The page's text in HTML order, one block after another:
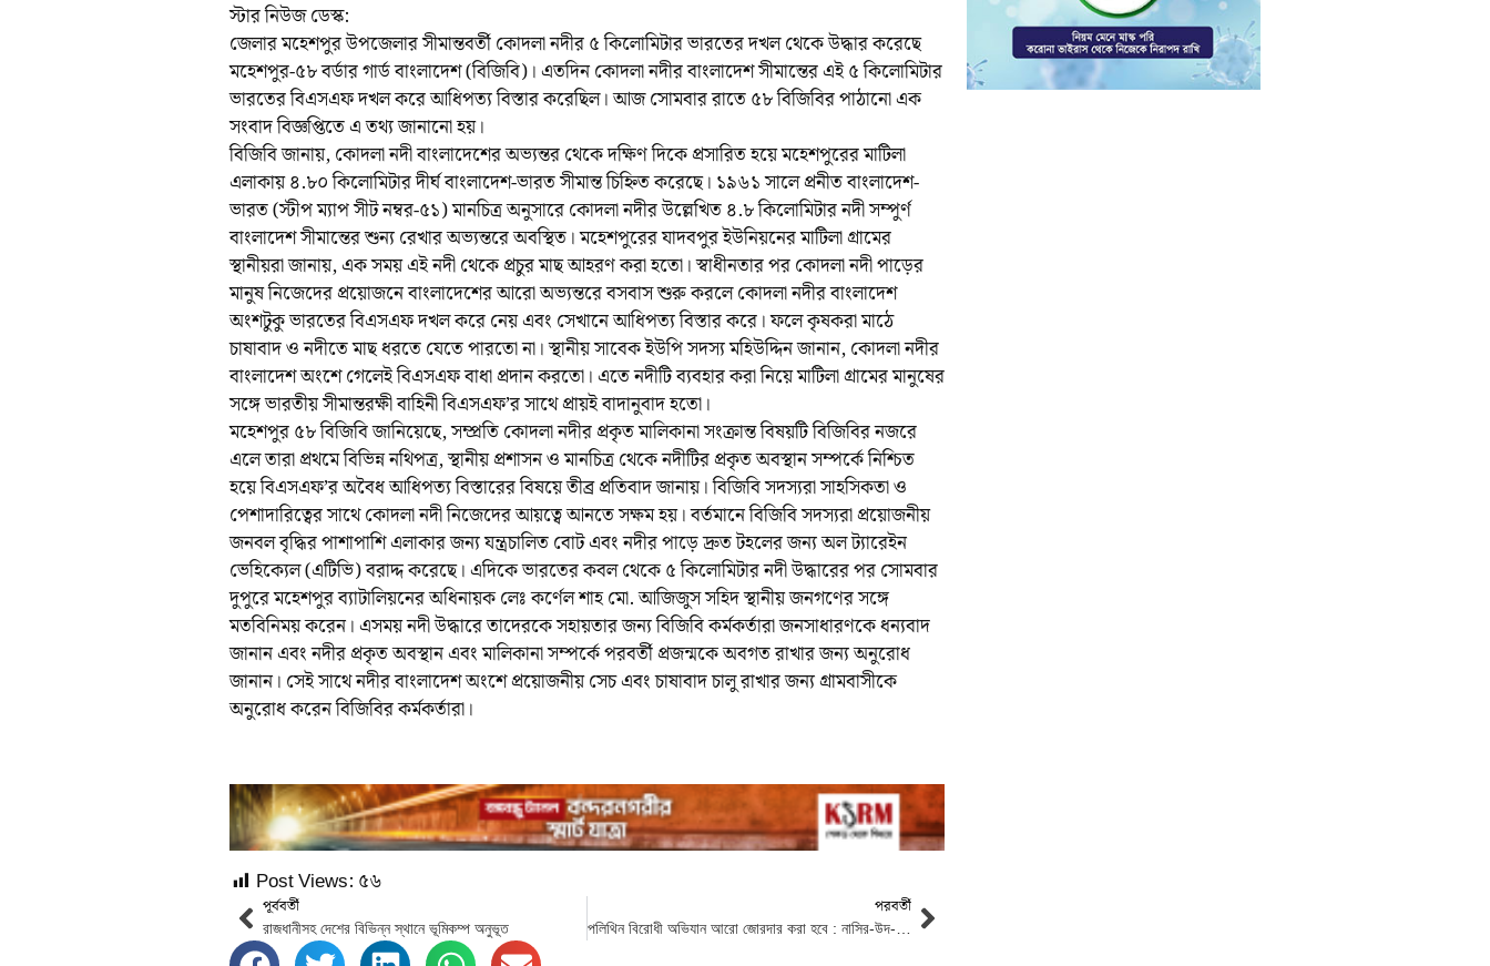
স্টার নিউজ ডেস্ক:
জেলার মহেশপুর উপজেলার সীমান্তবর্তী কোদলা নদীর ৫ কিলোমিটার ভারতের দখল থেকে উদ্ধার করেছে
মহেশপুর-৫৮ বর্ডার গার্ড বাংলাদেশ (বিজিবি)। এতদিন কোদলা নদীর বাংলাদেশ সীমান্তের এই ৫ কিলোমিটার
ভারতের বিএসএফ দখল করে আধিপত্য বিস্তার করেছিল। আজ সোমবার রাতে ৫৮ বিজিবির পাঠানো এক
সংবাদ বিজ্ঞপ্তিতে এ তথ্য জানানো হয়।
বিজিবি জানায়, কোদলা নদী বাংলাদেশের অভ্যন্তর থেকে দক্ষিণ দিকে প্রসারিত হয়ে মহেশপুরের মাটিলা
এলাকায় ৪.৮০ কিলোমিটার দীর্ঘ বাংলাদেশ-ভারত সীমান্ত চিহ্নিত করেছে। ১৯৬১ সালে প্রনীত বাংলাদেশ-
ভারত (স্টীপ ম্যাপ সীট নম্বর-৫১) মানচিত্র অনুসারে কোদলা নদীর উল্লেখিত ৪.৮ কিলোমিটার নদী সম্পুর্ণ
বাংলাদেশ সীমান্তের শুন্য রেখার অভ্যন্তরে অবস্থিত। মহেশপুরের যাদবপুর ইউনিয়নের মাটিলা গ্রামের
স্থানীয়রা জানায়, এক সময় এই নদী থেকে প্রচুর মাছ আহরণ করা হতো। স্বাধীনতার পর কোদলা নদী পাড়ের
মানুষ নিজেদের প্রয়োজনে বাংলাদেশের আরো অভ্যন্তরে বসবাস শুরু করলে কোদলা নদীর বাংলাদেশ
অংশটুকু ভারতের বিএসএফ দখল করে নেয় এবং সেখানে আধিপত্য বিস্তার করে। ফলে কৃষকরা মাঠে
চাষাবাদ ও নদীতে মাছ ধরতে যেতে পারতো না। স্থানীয় সাবেক ইউপি সদস্য মহিউদ্দিন জানান, কোদলা নদীর
বাংলাদেশ অংশে গেলেই বিএসএফ বাধা প্রদান করতো। এতে নদীটি ব্যবহার করা নিয়ে মাটিলা গ্রামের মানুষের
সঙ্গে ভারতীয় সীমান্তরক্ষী বাহিনী বিএসএফ’র সাথে প্রায়ই বাদানুবাদ হতো।
মহেশপুর ৫৮ বিজিবি জানিয়েছে, সম্প্রতি কোদলা নদীর প্রকৃত মালিকানা সংক্রান্ত বিষয়টি বিজিবির নজরে
এলে তারা প্রথমে বিভিন্ন নথিপত্র, স্থানীয় প্রশাসন ও মানচিত্র থেকে নদীটির প্রকৃত অবস্থান সম্পর্কে নিশ্চিত
হয়ে বিএসএফ’র অবৈধ আধিপত্য বিস্তারের বিষয়ে তীব্র প্রতিবাদ জানায়। বিজিবি সদস্যরা সাহসিকতা ও
পেশাদারিত্বের সাথে কোদলা নদী নিজেদের আয়ত্বে আনতে সক্ষম হয়। বর্তমানে বিজিবি সদস্যরা প্রয়োজনীয়
জনবল বৃদ্ধির পাশাপাশি এলাকার জন্য যন্ত্রচালিত বোট এবং নদীর পাড়ে দ্রুত টহলের জন্য অল ট্যারেইন
ভেহিক্যেল (এটিভি) বরাদ্দ করেছে। এদিকে ভারতের কবল থেকে ৫ কিলোমিটার নদী উদ্ধারের পর সোমবার
দুপুরে মহেশপুর ব্যাটালিয়নের অধিনায়ক লেঃ কর্ণেল শাহ মো. আজিজুস সহিদ স্থানীয় জনগণের সঙ্গে
মতবিনিময় করেন। এসময় নদী উদ্ধারে তাদেরকে সহায়তার জন্য বিজিবি কর্মকর্তারা জনসাধারণকে ধন্যবাদ
জানান এবং নদীর প্রকৃত অবস্থান এবং মালিকানা সম্পর্কে পরবর্তী প্রজন্মকে অবগত রাখার জন্য অনুরোধ
জানান। সেই সাথে নদীর বাংলাদেশ অংশে প্রয়োজনীয় সেচ এবং চাষাবাদ চালু রাখার জন্য গ্রামবাসীকে
অনুরোধ করেন বিজিবির কর্মকর্তারা।
Post Views: ৫৬
পূর্ববর্তী
রাজধানীসহ দেশের বিভিন্ন স্থানে ভূমিকম্প অনুভূত
পরবর্তী
পলিথিন বিরোধী অভিযান আরো জোরদার করা হবে : নাসির-উদ-দৌলা